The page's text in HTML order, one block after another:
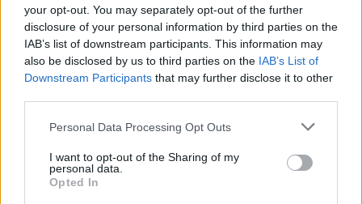
your opt-out. You may separately opt-out of the further
disclosure of your personal information by third parties on the
IAB’s list of downstream participants. This information may
also be disclosed by us to third parties on the IAB’s List of
Downstream Participants that may further disclose it to other
Personal Data Processing Opt Outs
I want to opt-out of the Sharing of my
personal data.
Opted In
Πολιτιστική στασιμότητα powered by AI:
Tο μέλλον μοιάζει ήδη βαρετό